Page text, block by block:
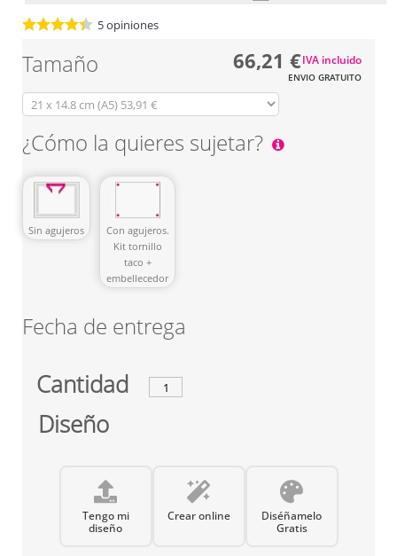
5opiniones
Tamaño
¿Cómo la quieres sujetar?
Sin agujeros
Con agujeros.
Kit tornillo
taco +
embellecedor
Fecha de entrega
Cantidad
66,21 €
ENVIO GRATUITO
IVA incluido
Diseño
Tengo mi
diseño
Crear online
Diséñamelo
Gratis